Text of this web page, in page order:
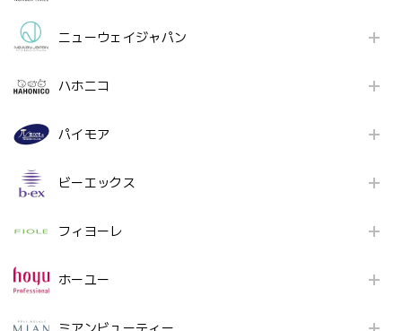
ニューウェイジャパン
ハホニコ
パイモア
ビーエックス
フィヨーレ
ホーユー
ミアンビューティー